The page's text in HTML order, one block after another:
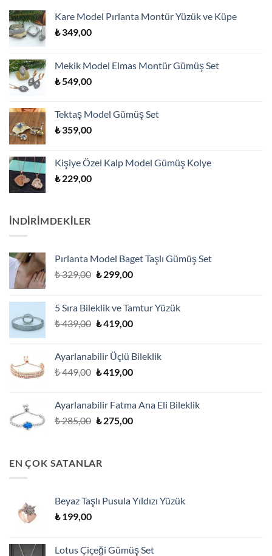
Kare Model Pırlanta Montür Yüzük ve Küpe
₺349,00
Mekik Model Elmas Montür Gümüş Set
₺549,00
Tektaş Model Gümüş Set
₺359,00
Kişiye Özel Kalp Model Gümüş Kolye
₺229,00
İNDİRİMDEKİLER
Pırlanta Model Baget Taşlı Gümüş Set
₺329,00 Orijinal
₺299,00Şu
₺ 299,00.
5 Sıra Bileklik ve Tamtur Yüzük
₺439,00 Orijinal
₺419,00Şu
₺ 419,00.
Ayarlanabilir Üçlü Bileklik
₺449,00 Orijinal
₺419,00Şu
₺ 419,00.
Ayarlanabilir Fatma Ana Eli Bileklik
₺285,00 Orijinal
₺275,00Şu
EN ÇOK SATANLAR
Beyaz Taşlı Pusula Yıldızı Yüzük
₺199,00
Lotus Çiçeği Gümüş Set